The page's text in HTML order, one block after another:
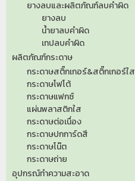
ยางลบและผลิตภัณฑ์ลบคำผิด
ยางลบ
น้ำยาลบคำผิด
เทปลบคำผิด
ผลิตภัณฑ์กระดาษ
กระดาษสติ๊กเกอร์&สติ๊กเกอร์ใส
กระดาษโฟโต้
กระดาษแฟกซ์
แผ่นพลาสติกใส
กระดาษต่อเนื่อง
กระดาษปกการ์ดสี
กระดาษโน๊ต
กระดาษถ่าย
อุปกรณ์ทำความสะอาด